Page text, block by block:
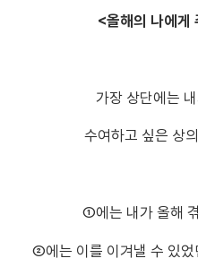
<올해의 나에게
가장 상단에는
수여하고 싶은 상
①에는 내가 올해
②에는 이를 이겨낼 수 있었